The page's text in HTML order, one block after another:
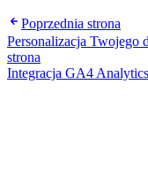
Poprzednia strona
Personalizacja Twojego
strona
Integracja GA4 Analytics